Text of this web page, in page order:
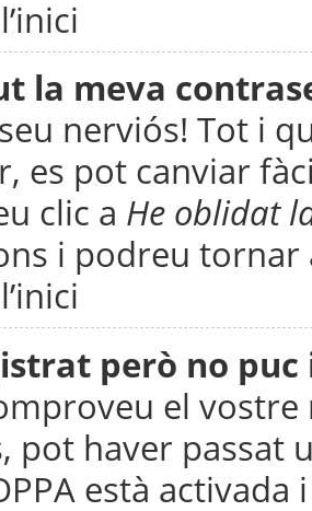
la meva
nerviós! Tot i
es pot canviar
clic a He oblidat
i podreu tornar
però no
el vostre
pot haver passat
està